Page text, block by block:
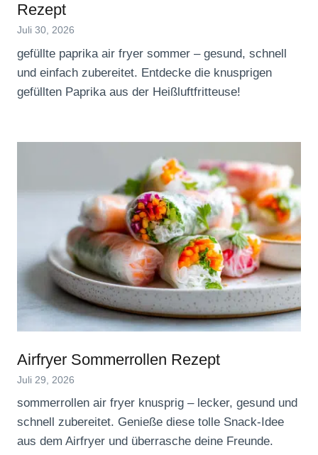
Rezept
Juli 30, 2026
gefüllte paprika air fryer sommer – gesund, schnell
und einfach zubereitet. Entdecke die knusprigen
gefüllten Paprika aus der Heißluftfritteuse!
Airfryer Sommerrollen Rezept
Juli 29, 2026
sommerrollen air fryer knusprig – lecker, gesund und
schnell zubereitet. Genieße diese tolle Snack-Idee
aus dem Airfryer und überrasche deine Freunde.